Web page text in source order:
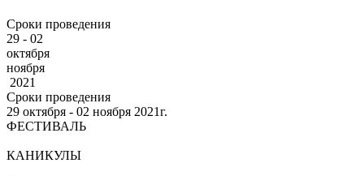
Сроки проведения
29 - 02
октября
ноября
2021
Сроки проведения
29 октября ‐ 02 ноября 2021г.
ФЕСТИВАЛЬ
КАНИКУЛЫ